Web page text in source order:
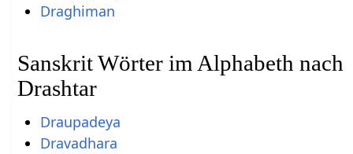
Draghiman
Sanskrit Wörter im Alphabeth nach
Drashtar
Draupadeya
Dravadhara